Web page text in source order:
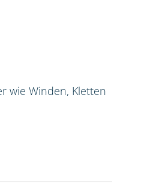
wie Winden, Kletten